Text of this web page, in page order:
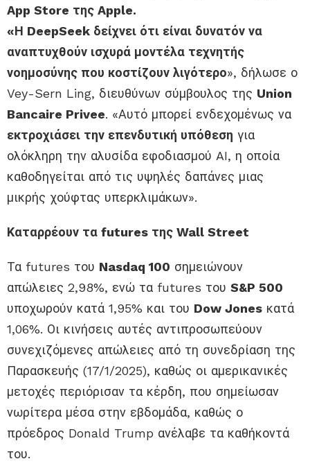
App Store της Apple.
«Η DeepSeek δείχνει ότι είναι δυνατόν να
αναπτυχθούν ισχυρά μοντέλα τεχνητής
νοημοσύνης που κοστίζουν λιγότερο», δήλωσε ο
Vey-Sern Ling, διευθύνων σύμβουλος της Union
Bancaire Privee. «Αυτό μπορεί ενδεχομένως να
εκτροχιάσει την επενδυτική υπόθεση για
ολόκληρη την αλυσίδα εφοδιασμού AI, η οποία
καθοδηγείται από τις υψηλές δαπάνες μιας
μικρής χούφτας υπερκλιμάκων».
Καταρρέουν τα futures της Wall Street
Τα futures του Nasdaq 100 σημειώνουν
απώλειες 2,98%, ενώ τα futures του S&P 500
υποχωρούν κατά 1,95% και του Dow Jones κατά
1,06%. Οι κινήσεις αυτές αντιπροσωπεύουν
συνεχιζόμενες απώλειες από τη συνεδρίαση της
Παρασκευής (17/1/2025), καθώς οι αμερικανικές
μετοχές περιόρισαν τα κέρδη, που σημείωσαν
νωρίτερα μέσα στην εβδομάδα, καθώς ο
πρόεδρος Donald Trump ανέλαβε τα καθήκοντά
του.